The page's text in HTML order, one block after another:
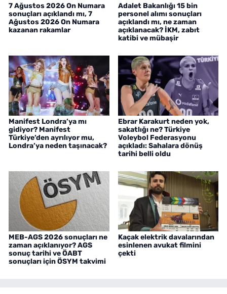
7 Ağustos 2026 On Numara
sonuçları açıklandı mı, 7
Ağustos 2026 On Numara
kazanan rakamlar
Adalet Bakanlığı 15 bin
personel alımı sonuçları
açıklandı mı, ne zaman
açıklanacak? İKM, zabıt
katibi ve mübaşir
Manifest Londra’ya mı
gidiyor? Manifest
Türkiye’den ayrılıyor mu,
Londra’ya neden taşınacak?
Ebrar Karakurt neden yok,
sakatlığı ne? Türkiye
Voleybol Federasyonu
açıkladı: Sahalara dönüş
tarihi belli oldu
MEB-AGS 2026 sonuçları ne
zaman açıklanıyor? AGS
sonuç tarihi ve ÖABT
sonuçları için ÖSYM takvimi
Kaçak elektrik davalarından
esinlenen avukat filmini
çekti